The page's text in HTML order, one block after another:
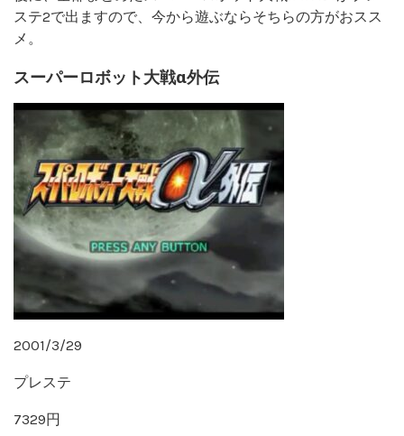
ステ2で出ますので、今から遊ぶならそちらの方がおスス
メ。
スーパーロボット大戦α外伝
2001/3/29
プレステ
7329円